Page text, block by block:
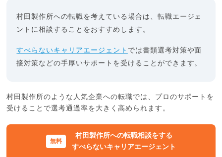
村田製作所への転職を考えている場合は、転職エージェ
ントに相談することをおすすめします。
すべらないキャリアエージェント では書類選考対策や面
接対策などの手厚いサポートを受けることができます。
村田製作所のような人気企業への転職では、プロのサポートを
受けることで選考通過率を大きく高められます。
村田製作所への転職相談をする
すべらないキャリアエージェント